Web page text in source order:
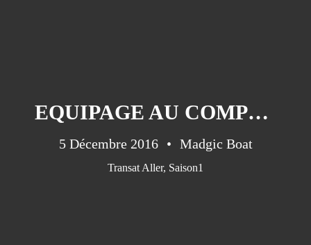
EQUIPAGE AU COMPLET AMARRES LARGUÉES MINDELO S...
5 Décembre 2016 Madgic Boat
Transat Aller, Saison1